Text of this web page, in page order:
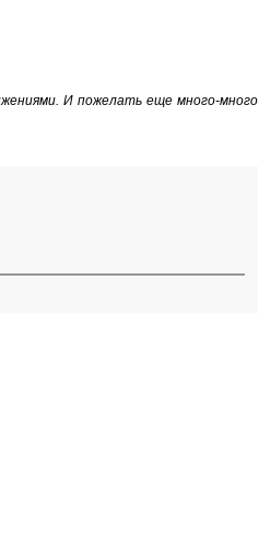
И пожелать еще много-много